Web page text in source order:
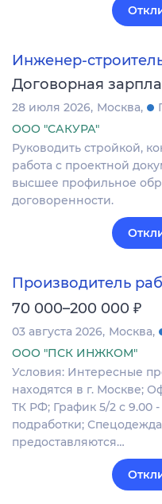
Инженер-
Договорная
28 июля 2026 Москва
ООО "САКУРА"
Руководить стройкой,
работа с проектной
высшее профильное
договоренности.
Производитель
70 000–200 000 ₽
03 августа 2026 Москва
ООО "ПСК ИНЖКОМ"
Условия: Интересные
находятся в г. Москве;
ТК РФ; График 5/2 с 9.00
подработки;
предоставляются…